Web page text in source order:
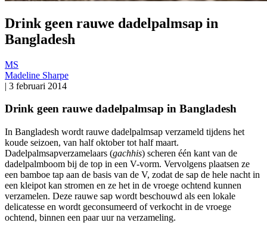
Drink geen rauwe dadelpalmsap in
Bangladesh
MS
Madeline Sharpe
| 3 februari 2014
Drink geen rauwe dadelpalmsap in Bangladesh
In Bangladesh wordt rauwe dadelpalmsap verzameld tijdens het
koude seizoen, van half oktober tot half maart.
Dadelpalmsapverzamelaars (gachhis) scheren één kant van de
dadelpalmboom bij de top in een V-vorm. Vervolgens plaatsen ze
een bamboe tap aan de basis van de V, zodat de sap de hele nacht in
een kleipot kan stromen en ze het in de vroege ochtend kunnen
verzamelen. Deze rauwe sap wordt beschouwd als een lokale
delicatesse en wordt geconsumeerd of verkocht in de vroege
ochtend, binnen een paar uur na verzameling.